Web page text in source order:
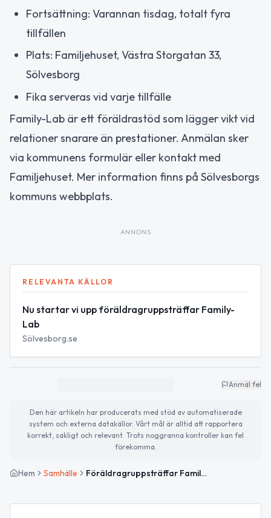
Fortsättning: Varannan tisdag, totalt fyra
tillfällen
Plats: Familjehuset, Västra Storgatan 33,
Sölvesborg
Fika serveras vid varje tillfälle
Family-Lab är ett föräldrastöd som lägger vikt vid
relationer snarare än prestationer. Anmälan sker
via kommunens formulär eller kontakt med
Familjehuset. Mer information finns på Sölvesborgs
kommuns webbplats.
ANNONS
RELEVANTA KÄLLOR
Nu startar vi upp föräldragruppsträffar Family-
Lab
Sölvesborg.se
Anmäl fel
Den här artikeln har producerats med stöd av automatiserade
system och externa datakällor. Vårt mål är alltid att rapportera
korrekt, sakligt och relevant. Trots noggranna kontroller kan fel
förekomma.
Hem Samhälle Föräldragruppsträffar Family-Lab startar i Sölvesborg